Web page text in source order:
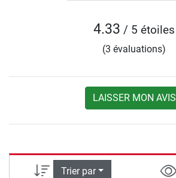
4.33 / 5 étoiles
(3 évaluations)
LAISSER MON AVIS
Trier par